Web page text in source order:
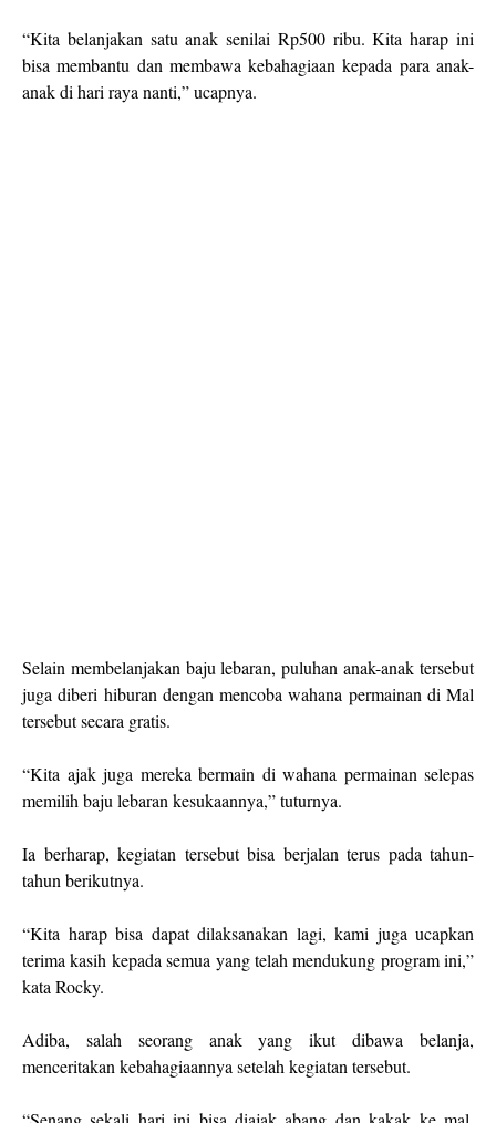
“Kita belanjakan satu anak senilai Rp500 ribu. Kita harap ini
bisa membantu dan membawa kebahagiaan kepada para anak-
anak di hari raya nanti,” ucapnya.
Selain membelanjakan baju lebaran, puluhan anak-anak tersebut
juga diberi hiburan dengan mencoba wahana permainan di Mal
tersebut secara gratis.
“Kita ajak juga mereka bermain di wahana permainan selepas
memilih baju lebaran kesukaannya,” tuturnya.
Ia berharap, kegiatan tersebut bisa berjalan terus pada tahun-
tahun berikutnya.
“Kita harap bisa dapat dilaksanakan lagi, kami juga ucapkan
terima kasih kepada semua yang telah mendukung program ini,”
kata Rocky.
Adiba, salah seorang anak yang ikut dibawa belanja,
menceritakan kebahagiaannya setelah kegiatan tersebut.